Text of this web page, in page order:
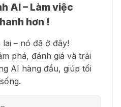
Teachers – chương
nhận ChatGPT
phí tháng
AI – Biến ý tưởng
lượng cao
- Trợ lý lập trình
AI – Làm việc
hơn !
– nó đã ở đây!
phá, đánh giá và trải
AI hàng đầu, giúp tối